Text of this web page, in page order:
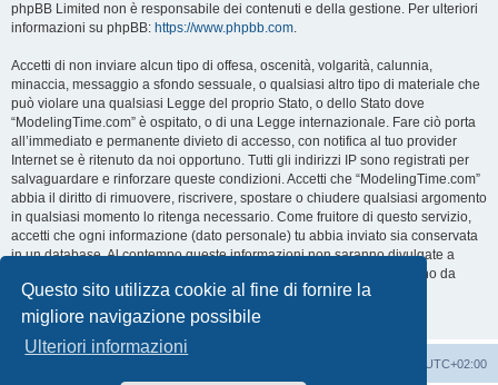
Questo sito utilizza cookie al fine di fornire la
migliore navigazione possibile
Ulteriori informazioni
phpBB Limited non è responsabile dei contenuti e della gestione. Per ulteriori
informazioni su phpBB: https://www.phpbb.com.
Accetti di non inviare alcun tipo di offesa, oscenità, volgarità, calunnia,
minaccia, messaggio a sfondo sessuale, o qualsiasi altro tipo di materiale che
può violare una qualsiasi Legge del proprio Stato, o dello Stato dove
“ModelingTime.com” è ospitato, o di una Legge internazionale. Fare ciò porta
all’immediato e permanente divieto di accesso, con notifica al tuo provider
Internet se è ritenuto da noi opportuno. Tutti gli indirizzi IP sono registrati per
salvaguardare e rinforzare queste condizioni. Accetti che “ModelingTime.com”
abbia il diritto di rimuovere, riscrivere, spostare o chiudere qualsiasi argomento
in qualsiasi momento lo ritenga necessario. Come fruitore di questo servizio,
accetti che ogni informazione (dato personale) tu abbia inviato sia conservata
in un database. Al contempo queste informazioni non saranno divulgate a
nessuno senza il tuo consenso, né “ModelingTime.com” o phpBB sono da
ritenersi responsabili per qualsiasi violazione al sistema che possa
compromettere queste informazioni.
UTC+02:00